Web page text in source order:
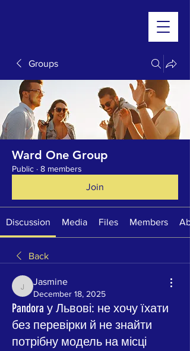
Groups
Ward One Group
Public · 8 members
Join
Discussion Media Files Members
Back
Jasmine
Jasmine
December 18, 2025
Pandora у Львові: не хочу їхати
без перевірки й не знайти
потрібну модель на місці